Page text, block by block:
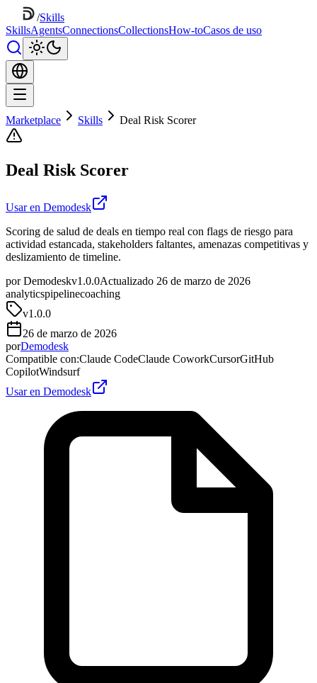
/Skills
SkillsAgentsConnectionsCollectionsHow-toCasos de uso
Marketplace Skills Deal Risk Scorer
Deal Risk Scorer
Usar en Demodesk
Scoring de salud de deals en tiempo real con flags de riesgo para
actividad estancada, stakeholders faltantes, amenazas competitivas y
deslizamiento de timeline.
por Demodeskv1.0.0Actualizado 26 de marzo de 2026
analyticspipelinecoaching
v1.0.0
26 de marzo de 2026
porDemodesk
Compatible con:Claude CodeClaude CoworkCursorGitHub
CopilotWindsurf
Usar en Demodesk